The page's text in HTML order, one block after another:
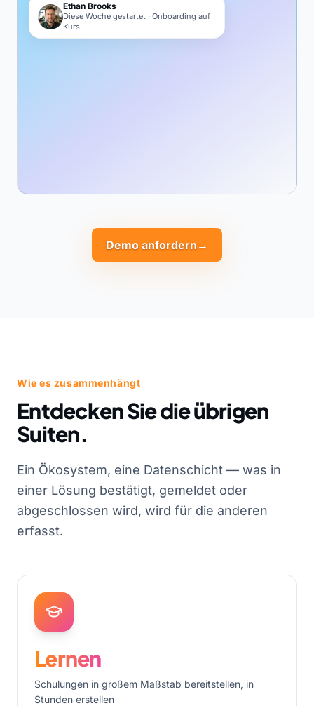
Ethan Brooks
Diese Woche gestartet · Onboarding auf
Kurs
Demo anfordern →
Wie es zusammenhängt
Entdecken Sie die übrigen
Suiten.
Ein Ökosystem, eine Datenschicht — was in
einer Lösung bestätigt, gemeldet oder
abgeschlossen wird, wird für die anderen
erfasst.
Lernen
Schulungen in großem Maßstab bereitstellen, in
Stunden erstellen